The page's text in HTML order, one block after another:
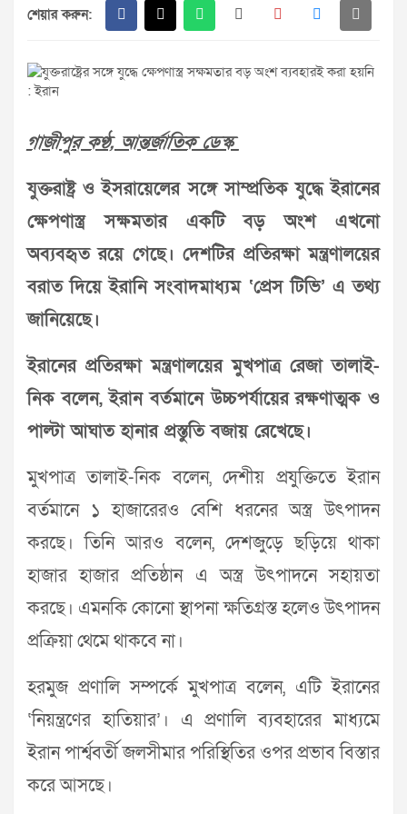
শেয়ার করুন:
গাজীপুর কণ্ঠ, আন্তর্জাতিক ডেস্ক
যুক্তরাষ্ট্র ও ইসরায়েলের সঙ্গে সাম্প্রতিক যুদ্ধে ইরানের
ক্ষেপণাস্ত্র সক্ষমতার একটি বড় অংশ এখনো
অব্যবহৃত রয়ে গেছে। দেশটির প্রতিরক্ষা মন্ত্রণালয়ের
বরাত দিয়ে ইরানি সংবাদমাধ্যম ‘প্রেস টিভি’ এ তথ্য
জানিয়েছে।
ইরানের প্রতিরক্ষা মন্ত্রণালয়ের মুখপাত্র রেজা তালাই-
নিক বলেন, ইরান বর্তমানে উচ্চপর্যায়ের রক্ষণাত্মক ও
পাল্টা আঘাত হানার প্রস্তুতি বজায় রেখেছে।
মুখপাত্র তালাই-নিক বলেন, দেশীয় প্রযুক্তিতে ইরান
বর্তমানে ১ হাজারেরও বেশি ধরনের অস্ত্র উৎপাদন
করছে। তিনি আরও বলেন, দেশজুড়ে ছড়িয়ে থাকা
হাজার হাজার প্রতিষ্ঠান এ অস্ত্র উৎপাদনে সহায়তা
করছে। এমনকি কোনো স্থাপনা ক্ষতিগ্রস্ত হলেও উৎপাদন
প্রক্রিয়া থেমে থাকবে না।
হরমুজ প্রণালি সম্পর্কে মুখপাত্র বলেন, এটি ইরানের
‘নিয়ন্ত্রণের হাতিয়ার’। এ প্রণালি ব্যবহারের মাধ্যমে
ইরান পার্শ্ববর্তী জলসীমার পরিস্থিতির ওপর প্রভাব বিস্তার
করে আসছে।